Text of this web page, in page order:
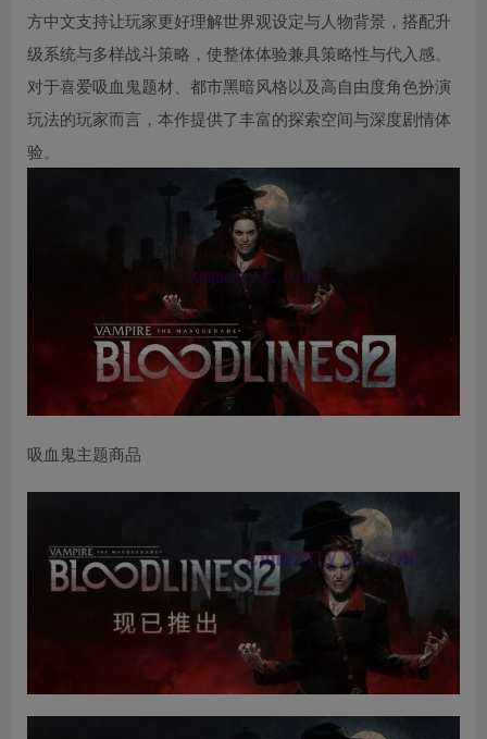
方中文支持让玩家更好理解世界观设定与人物背景，搭配升
级系统与多样战斗策略，使整体体验兼具策略性与代入感。
对于喜爱吸血鬼题材、都市黑暗风格以及高自由度角色扮演
玩法的玩家而言，本作提供了丰富的探索空间与深度剧情体
验。
吸血鬼主题商品